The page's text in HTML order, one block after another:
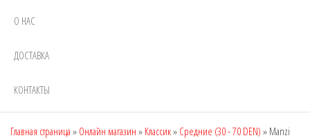
О НАС
ДОСТАВКА
КОНТАКТЫ
Главная страница » Онлайн магазин » Классик» Средние (30 - 70 DEN) » Manzi